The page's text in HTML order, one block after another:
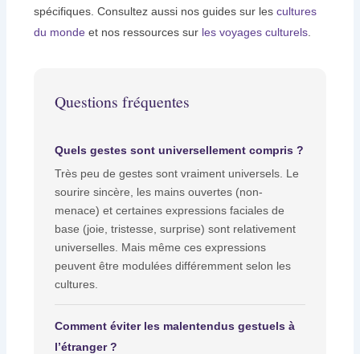
spécifiques. Consultez aussi nos guides sur lescultures
du monde et nos ressources sur les voyages culturels
Questions fréquentes
Quels gestes sont universellement compris ?
Très peu de gestes sont vraiment universels. Le
sourire sincère, les mains ouvertes (non-
menace) et certaines expressions faciales de
base (joie, tristesse, surprise) sont relativement
universelles. Mais même ces expressions
peuvent être modulées différemment selon les
cultures.
Comment éviter les malentendus gestuels à
l’étranger ?